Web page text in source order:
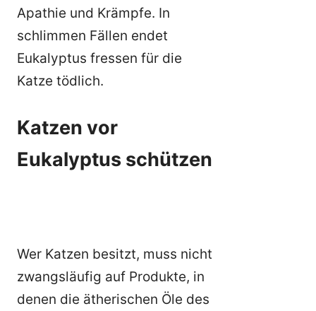
Apathie und Krämpfe. In
schlimmen Fällen endet
Eukalyptus fressen für die
Katze tödlich.
Katzen vor
Eukalyptus schützen
Wer Katzen besitzt, muss nicht
zwangsläufig auf Produkte, in
denen die ätherischen Öle des